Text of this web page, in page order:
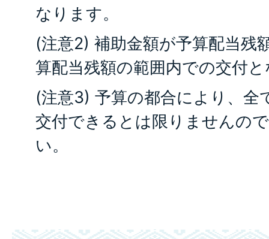
なります。
(注意2) 補助金額が予算配当残
算配当残額の範囲内での交付
(注意3) 予算の都合により、全
交付できるとは限りませんの
い。